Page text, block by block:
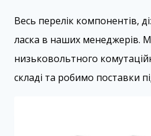
Весь перелік компонентів,
ласка в наших менеджерів.
низьковольтного
складі та робимо поставки